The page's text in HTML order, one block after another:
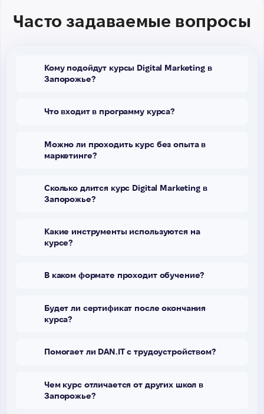
Часто задаваемые вопросы
Кому подойдут курсы Digital Marketing в
Запорожье?
Что входит в программу курса?
Можно ли проходить курс без опыта в
маркетинге?
Сколько длится курс Digital Marketing в
Запорожье?
Какие инструменты используются на
курсе?
В каком формате проходит обучение?
Будет ли сертификат после окончания
курса?
Помогает ли DAN.IT с трудоустройством?
Чем курс отличается от других школ в
Запорожье?